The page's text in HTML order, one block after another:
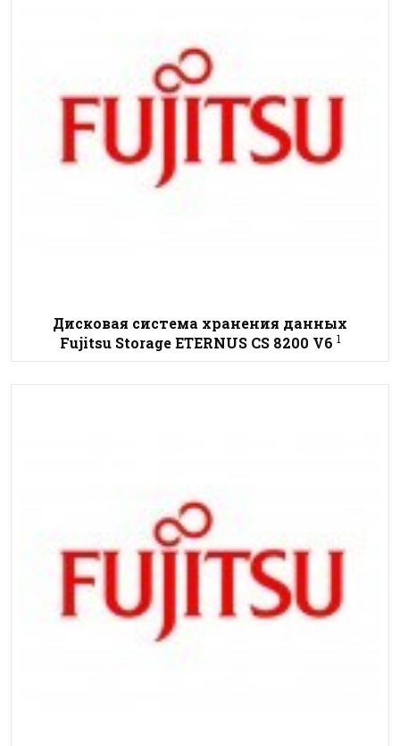
Дисковая система хранения данных
Fujitsu Storage ETERNUS CS 8200 V6 1